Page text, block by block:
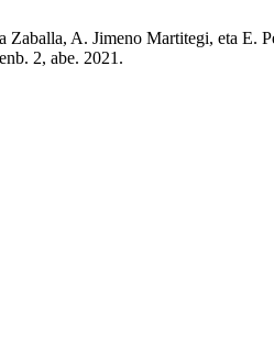
A. Jimeno Martitegi, eta E.
2, abe. 2021.